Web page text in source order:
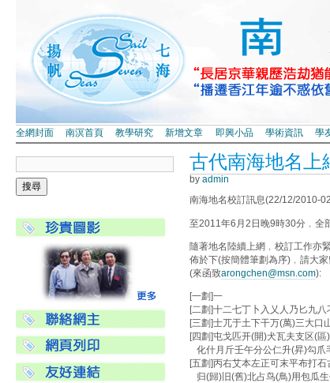
全網封面 南溟首頁 教學研究 新增文章 即興小品 學術資訊 學
古代南海地名上
by admin
南海地名校訂訊息(22/12/2010-
至2011年6月2日晚9時30分﹐全
隨著地名陸續上網﹐校訂工作亦
佈於下(按簡體筆劃為序)﹐請大
(來函致arongchen@msn.com):
[一劃]一
[二劃]十二七丁卜入乂人乃匕九八
[三劃]士兀于土下干万(萬)三大口
[四劃]屯戈匹开(開)犬瓦夫支区(
化什月斤壬午分公仁升(昇)勾爪
[五劃]丙右艾本左正可末平布打
归(歸)旧(舊)北占鸟(鳥)用包瓜